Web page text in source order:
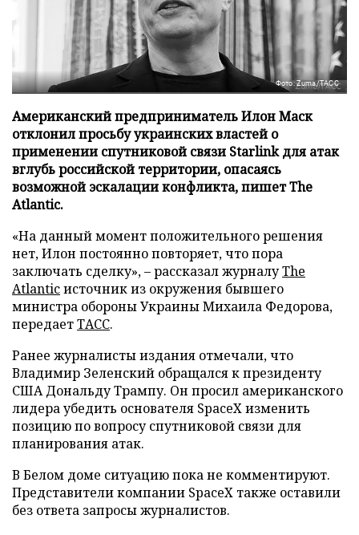
Фото: Zuma/ТАСС
Американский предприниматель Илон Маск
отклонил просьбу украинских властей о
применении спутниковой связи Starlink для атак
вглубь российской территории, опасаясь
возможной эскалации конфликта, пишет The
Atlantic.
«На данный момент положительного решения
нет, Илон постоянно повторяет, что пора
заключать сделку», – рассказал журналуThe
Atlanticисточник из окружения бывшего
министра обороны Украины Михаила Федорова,
передаетТАСС.
Ранее журналисты издания отмечали, что
Владимир Зеленский обращался к президенту
США Дональду Трампу. Он просил американского
лидера убедить основателя SpaceX изменить
позицию по вопросу спутниковой связи для
планирования атак.
В Белом доме ситуацию пока не комментируют.
Представители компании SpaceX также оставили
без ответа запросы журналистов.